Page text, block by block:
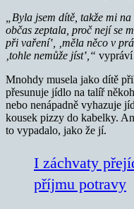
„Byla jsem dítě, takže mi
občas zeptala, proč nejí se
při vaření‛ , ‚měla něco v
‚tohle nemůže jíst‛ ,“ vypráví
Mnohdy musela jako dítě
přesunuje jídlo na talíř
nebo nenápadně vyhazuje
kousek pizzy do kabelky.
to vypadalo, jako že jí.
I záchvaty
příjmu potravy